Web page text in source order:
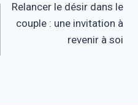
Relancer le désir dans le
couple : une invitation à
revenir à soi